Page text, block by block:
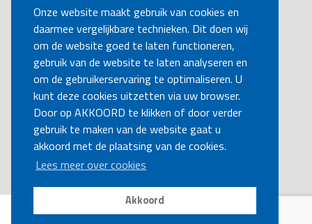
Onze website maakt gebruik van cookies en
daarmee vergelijkbare technieken. Dit doen wij
om de website goed te laten functioneren,
gebruik van de website te laten analyseren en
om de gebruikerservaring te optimaliseren. U
kunt deze cookies uitzetten via uw browser.
Door op AKKOORD te klikken of door verder
gebruik te maken van de website gaat u
akkoord met de plaatsing van de cookies.
Lees meer over cookies
Akkoord
Kvk nummer: 37140121
VOLG ONS
BEL MIJ TERUG
MAAK EEN AFSPRAAK
Disclaimer|Privacy|Cookies